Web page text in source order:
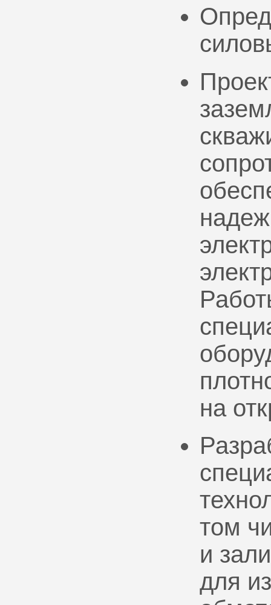
на
том
и
для